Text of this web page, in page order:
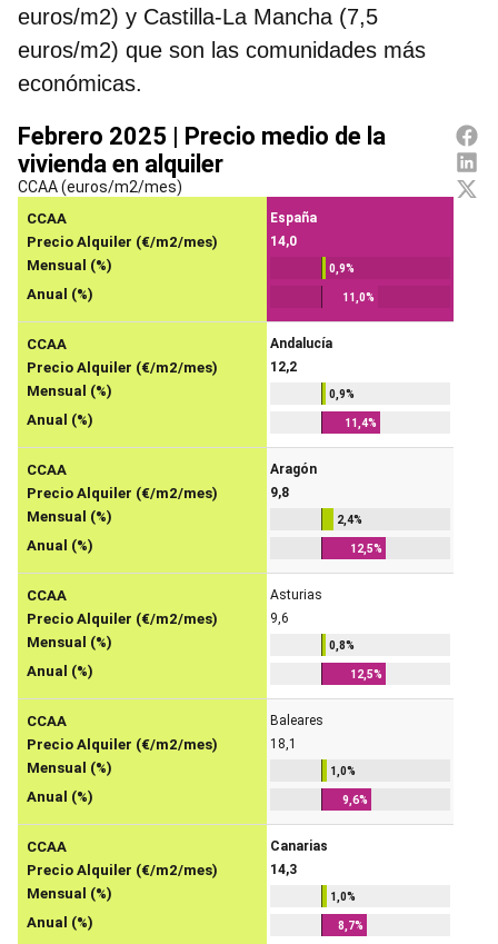
euros/m2) y Castilla-La Mancha (7,5
euros/m2) que son las comunidades más
económicas.